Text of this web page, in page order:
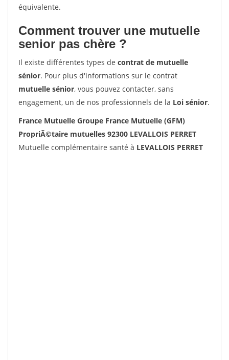
équivalente.
Comment trouver une mutuelle
senior pas chère ?
Il existe différentes types de contrat de mutuelle
sénior. Pour plus d'informations sur le contrat
mutuelle sénior, vous pouvez contacter, sans
engagement, un de nos professionnels de la Loi sénior.
France Mutuelle Groupe France Mutuelle (GFM)
PropriÃ©taire mutuelles 92300 LEVALLOIS PERRET
Mutuelle complémentaire santé à LEVALLOIS PERRET